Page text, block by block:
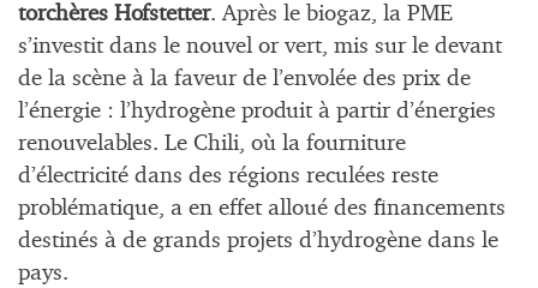
torchères Hofstetter. Après le biogaz, la PME
s’investit dans le nouvel or vert, mis sur le devant
de la scène à la faveur de l’envolée des prix de
l’énergie : l’hydrogène produit à partir d’énergies
renouvelables. Le Chili, où la fourniture
d’électricité dans des régions reculées reste
problématique, a en effet alloué des financements
destinés à de grands projets d’hydrogène dans le
pays.